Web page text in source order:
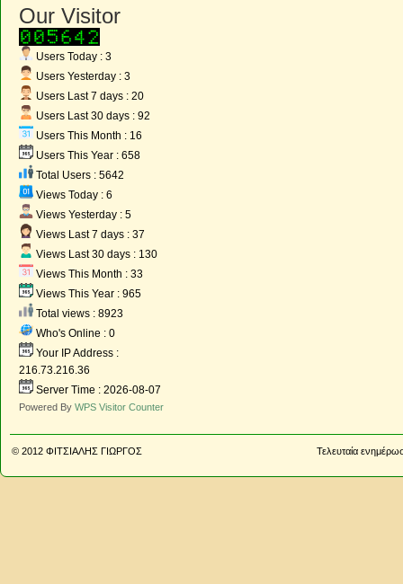
Our Visitor
Users Today : 3
Users Yesterday : 3
Users Last 7 days : 20
Users Last 30 days : 92
Users This Month : 16
Users This Year : 658
Total Users : 5642
Views Today : 6
Views Yesterday : 5
Views Last 7 days : 37
Views Last 30 days : 130
Views This Month : 33
Views This Year : 965
Total views : 8923
Who's Online : 0
Your IP Address :
216.73.216.36
Server Time : 2026-08-07
Powered By WPS Visitor Counter
© 2012 ΦΙΤΣΙΑΛΗΣ ΓΙΩΡΓΟΣ Τελευταία